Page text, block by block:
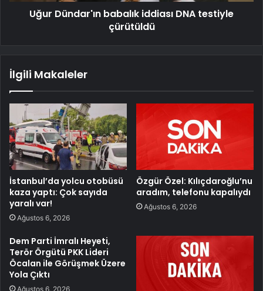
Uğur Dündar'ın babalık iddiası DNA testiyle
çürütüldü
İlgili Makaleler
İstanbul’da yolcu otobüsü
kaza yaptı: Çok sayıda
yaralı var!
Ağustos 6, 2026
Özgür Özel: Kılıçdaroğlu’nu
aradım, telefonu kapalıydı
Ağustos 6, 2026
Dem Parti İmralı Heyeti,
Terör Örgütü PKK Lideri
Öcalan ile Görüşmek Üzere
Yola Çıktı
Ağustos 6, 2026